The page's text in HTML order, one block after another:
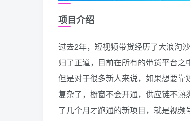
项目介绍
过去2年，短视频带货经历了大浪淘
归了正道，目前在所有的带货平台之
但是对于很多新人来说，如果想要
复杂了，橱窗不会开通，供应链不
了几个月才跑通的新项目，就是视频